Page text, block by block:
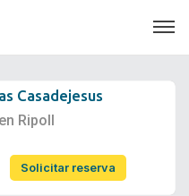
Casadejesus
en Ripoll
Solicitar reserva